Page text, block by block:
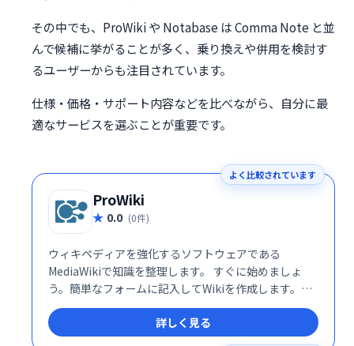
その中でも、ProWiki や Notabase は Comma Note と並
んで候補に挙がることが多く、乗り換えや併用を検討す
るユーザーからも注目されています。
仕様・価格・サポート内容などを比べながら、自分に最
適なサービスを選ぶことが重要です。
よく比較されています
ProWiki
0.0 (0件)
ウィキペディアを強化するソフトウェアである
MediaWikiで知識を整理します。 すぐに始めましょ
う。簡単なフォームに記入してWikiを作成します。同
僚を招待して参加するか、すぐに編集を開始してくだ
さい。Wikiはプロトタイピングに最適です。
詳しく見る